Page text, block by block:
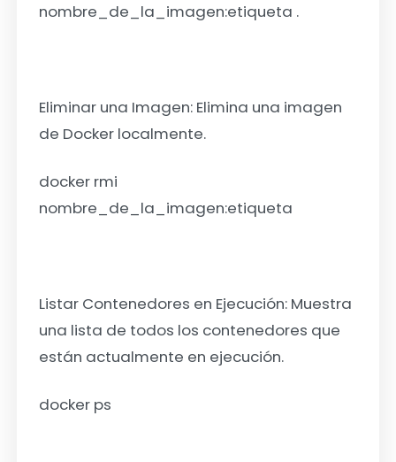
nombre_de_la_imagen:etiqueta .
Eliminar una Imagen: Elimina una imagen
de Docker localmente.
docker rmi
nombre_de_la_imagen:etiqueta
Listar Contenedores en Ejecución: Muestra
una lista de todos los contenedores que
están actualmente en ejecución.
docker ps